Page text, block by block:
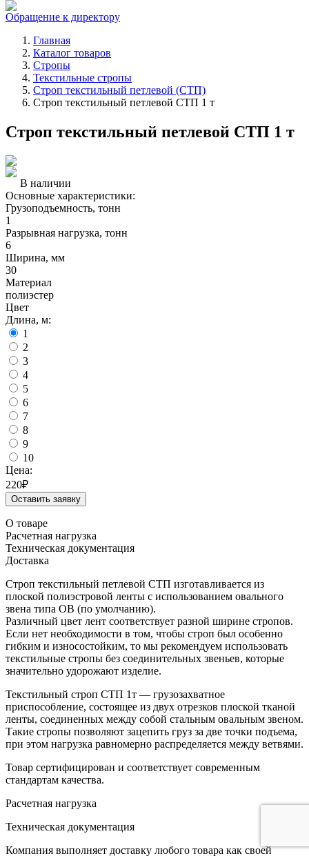
Обращение к директору
Главная
Каталог товаров
Стропы
Текстильные стропы
Строп текстильный петлевой (СТП)
Строп текстильный петлевой СТП 1 т
Строп текстильный петлевой СТП 1 т
В наличии
Основные характеристики:
Грузоподъемность, тонн
1
Разрывная нагрузка, тонн
6
Ширина, мм
30
Материал
полиэстер
Цвет
Длина, м:
1
2
3
4
5
6
7
8
9
10
Цена:
220₽
Оставить заявку
О товаре
Расчетная нагрузка
Техническая документация
Доставка
Строп текстильный петлевой СТП изготавливается из
плоской полиэстровой ленты с использованием овального
звена типа ОВ (по умолчанию).
Различный цвет лент соответствует разной ширине стропов.
Если нет необходимости в том, чтобы строп был особенно
гибким и износостойким, то мы рекомендуем использовать
текстильные стропы без соединительных звеньев, которые
значительно удорожают изделие.
Текстильный строп СТП 1т — грузозахватное
приспособление, состоящее из двух отрезков плоской тканой
ленты, соединенных между собой стальным овальным звеном.
Такие стропы позволяют зацепить груз за две точки подъема,
при этом нагрузка равномерно распределяется между ветвями.
Товар сертифицирован и соответствует современным
стандартам качества.
Расчетная нагрузка
Техническая документация
Компания выполняет доставку любого товара как своей